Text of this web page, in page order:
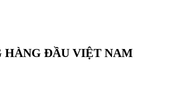
HÀNG ĐẦU VIỆT NAM